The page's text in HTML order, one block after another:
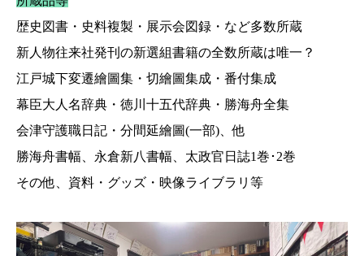
歴史図書・史料複製・展示会図録・など多数所蔵
新人物往来社発刊の新選組書籍の全数所蔵は唯一？
江戸城下変遷繪圖集・切繪圖集成・番付集成
幕臣大人名辞典・徳川十五代辞典・勝海舟全集
会津守護職日記・分間延繪圖(一部)、他
勝海舟書幅、永倉新八書幅、太政官日誌1巻･2巻
その他、資料・グッズ・映像ライブラリ等